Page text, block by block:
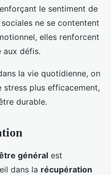
le sentiment de
ne se contentent
elles renforcent
aux défis.
la vie quotidienne, on
stress plus efficacement,
durable.
général est
dans la récupération